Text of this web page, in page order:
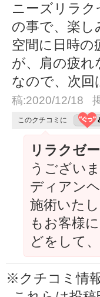
ニーズリラ
の事で、楽
空間に日時
が、肩の疲
なので、次
稿:2020/12/18
このクチコミに
リラクゼ
うござい
ディアン
施術いた
もお客様
どをして
※クチコミ情